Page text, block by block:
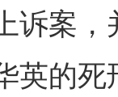
诉案
英的